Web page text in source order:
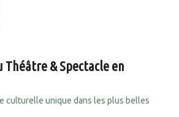
Théâtre & Spectacle en
culturelle unique dans les plus belles